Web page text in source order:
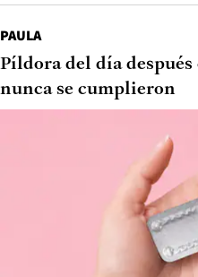
PAULA
Píldora del día
nunca se cumplieron